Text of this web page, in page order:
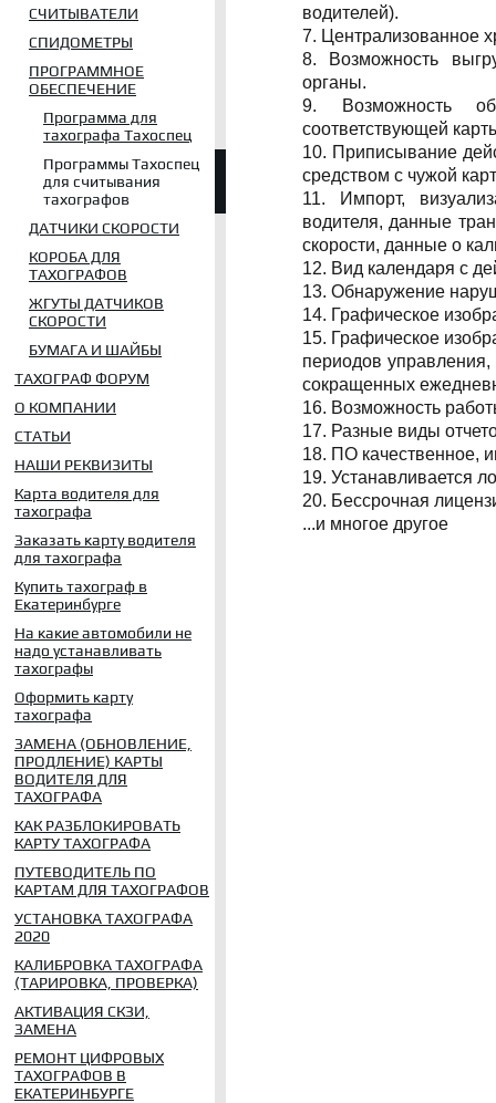
СЧИТЫВАТЕЛИ
СПИДОМЕТРЫ
ПРОГРАММНОЕ
ОБЕСПЕЧЕНИЕ
Программа для
тахографа Тахоспец
Программы Тахоспец
для считывания
тахографов
ДАТЧИКИ СКОРОСТИ
КОРОБА ДЛЯ
ТАХОГРАФОВ
ЖГУТЫ ДАТЧИКОВ
СКОРОСТИ
БУМАГА И ШАЙБЫ
ТАХОГРАФ ФОРУМ
О КОМПАНИИ
СТАТЬИ
НАШИ РЕКВИЗИТЫ
Карта водителя для
тахографа
Заказать карту водителя
для тахографа
Купить тахограф в
Екатеринбурге
На какие автомобили не
надо устанавливать
тахографы
Оформить карту
тахографа
ЗАМЕНА (ОБНОВЛЕНИЕ,
ПРОДЛЕНИЕ) КАРТЫ
ВОДИТЕЛЯ ДЛЯ
ТАХОГРАФА
КАК РАЗБЛОКИРОВАТЬ
КАРТУ ТАХОГРАФА
ПУТЕВОДИТЕЛЬ ПО
КАРТАМ ДЛЯ ТАХОГРАФОВ
УСТАНОВКА ТАХОГРАФА
2020
КАЛИБРОВКА ТАХОГРАФА
(ТАРИРОВКА, ПРОВЕРКА)
АКТИВАЦИЯ СКЗИ,
ЗАМЕНА
РЕМОНТ ЦИФРОВЫХ
ТАХОГРАФОВ В
ЕКАТЕРИНБУРГЕ
водителей).
7. Централизованное
8. Возможность
органы.
9. Возможность
соответствующей
10. Приписывание
средством с чужой
11. Импорт,
водителя, данные
скорости, данные о
12. Вид календаря с
13. Обнаружение
14. Графическое
15. Графическое
периодов
сокращенных
16. Возможность
17. Разные виды
18. ПО качественное,
19. Устанавливается
20. Бессрочная
...и многое другое